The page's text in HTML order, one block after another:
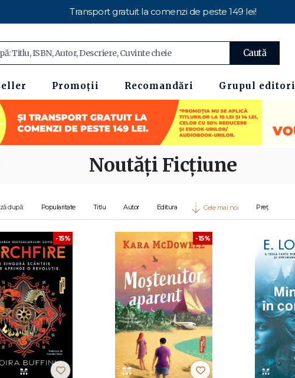
Transport gratuit la comenzi de peste 149 lei!
Caută
Promoții Recomandări Grupul
Noutăți Ficțiune
după: Popularitate Titlu Autor Editura Cele mai noi Preț
-15% -15%